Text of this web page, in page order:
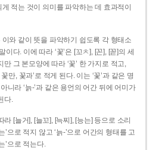
게 적는 것이 의미를 파악하는 데 효과적이
이와 같이 뜻을 파악하기 쉽도록 각 형태소
다. 이에 따라 ‘꽃’은 [꼬ㅊ], [꼰], [꼳]의 세
그 본모양에 따라 ‘꽃’ 한 가지로 적고,
만, 꽃과’로 적게 된다. 이는 ‘꽃’과 같은 명
니라 ‘늙-’과 같은 용언의 어간 뒤에 어미가
다.
라 [늘거], [늘꼬], [늑찌], [능는] 등으로 소리
’으로 적지 않고 ‘늙-’으로 어간의 형태를 고
’으로 적는다.